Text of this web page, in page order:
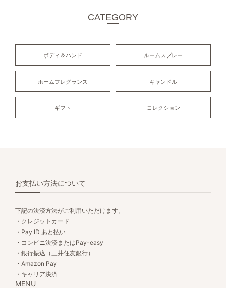
CATEGORY
ボディ＆ハンド ルームスプレー
ホームフレグランス キャンドル
ギフト コレクション
お支払い方法について
下記の決済方法がご利用いただけます。
・クレジットカード
・Pay ID あと払い
・コンビニ決済またはPay-easy
・銀行振込（三井住友銀行）
・Amazon Pay
・キャリア決済
MENU